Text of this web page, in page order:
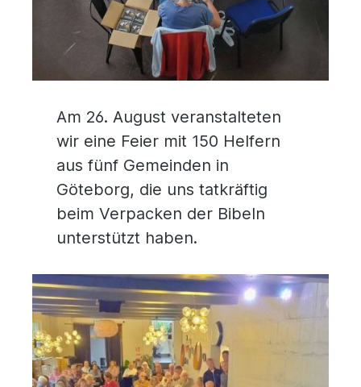
Am 26. August veranstalteten
wir eine Feier mit 150 Helfern
aus fünf Gemeinden in
Göteborg, die uns tatkräftig
beim Verpacken der Bibeln
unterstützt haben.